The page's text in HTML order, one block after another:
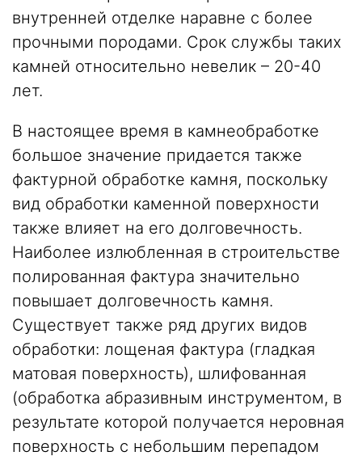
внутренней отделке наравне с более
прочными породами. Срок службы таких
камней относительно невелик – 20-40
лет.
В настоящее время в камнеобработке
большое значение придается также
фактурной обработке камня, поскольку
вид обработки каменной поверхности
также влияет на его долговечность.
Наиболее излюбленная в строительстве
полированная фактура значительно
повышает долговечность камня.
Существует также ряд других видов
обработки: лощеная фактура (гладкая
матовая поверхность), шлифованная
(обработка абразивным инструментом, в
результате которой получается неровная
поверхность с небольшим перепадом